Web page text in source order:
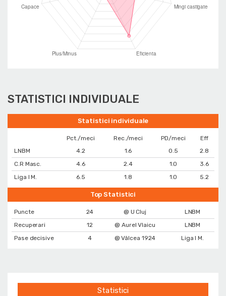
STATISTICI INDIVIDUALE
Statistici individuale
Pct./meci Rec./meci PD/meci
Eff
LNBM
4.2 1.6 0.5
2.8
C.R Masc.
4.6 2.4 1.0
3.6
Liga I M.
6.5 1.8 1.0 5.2
Top Statistici
Puncte 24 @ U Cluj
LNBM
Recuperari
12 @ Aurel Vlaicu
LNBM
Pase decisive
4 @ Vâlcea 1924 Liga I M.
Statistici